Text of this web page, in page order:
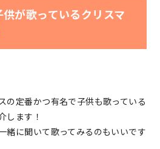
供が歌っているクリスマ
の定番かつ有名で子供も歌っている
します！
緒に聞いて歌ってみるのもいいです